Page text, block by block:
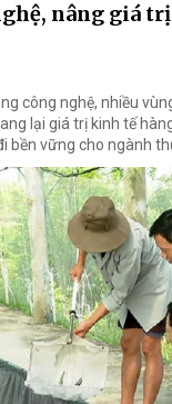
nâng giá
công nghệ, nhiều
lại giá trị kinh tế
bền vững cho ngành